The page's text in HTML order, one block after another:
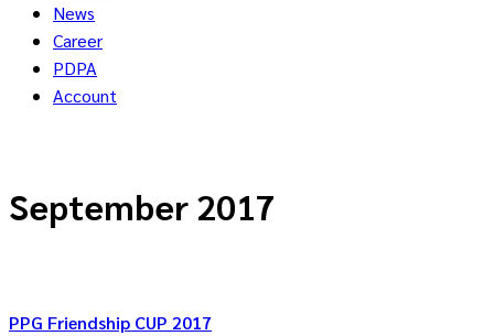
News
Career
PDPA
Account
September 2017
PPG Friendship CUP 2017